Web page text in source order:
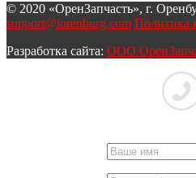
© 2020 «ОренЗапчасть», г.
support@iorenburg.com Политика
Разработка сайта: ООО